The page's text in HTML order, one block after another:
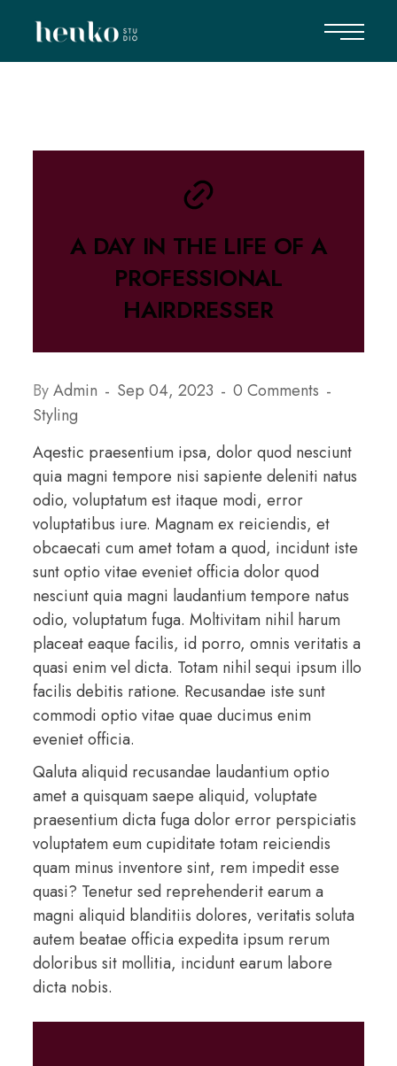
A DAY IN THE LIFE OF A
PROFESSIONAL
HAIRDRESSER
ByAdmin Sep 04, 2023
0 Comments
Styling
Aqestic praesentium ipsa, dolor quod nesciunt
quia magni tempore nisi sapiente deleniti natus
odio, voluptatum est itaque modi, error
voluptatibus iure. Magnam ex reiciendis, et
obcaecati cum amet totam a quod, incidunt iste
sunt optio vitae eveniet officia dolor quod
nesciunt quia magni laudantium tempore natus
odio, voluptatum fuga. Moltivitam nihil harum
placeat eaque facilis, id porro, omnis veritatis a
quasi enim vel dicta. Totam nihil sequi ipsum illo
facilis debitis ratione. Recusandae iste sunt
commodi optio vitae quae ducimus enim
eveniet officia.
Qaluta aliquid recusandae laudantium optio
amet a quisquam saepe aliquid, voluptate
praesentium dicta fuga dolor error perspiciatis
voluptatem eum cupiditate totam reiciendis
quam minus inventore sint, rem impedit esse
quasi? Tenetur sed reprehenderit earum a
magni aliquid blanditiis dolores, veritatis soluta
autem beatae officia expedita ipsum rerum
doloribus sit mollitia, incidunt earum labore
dicta nobis.